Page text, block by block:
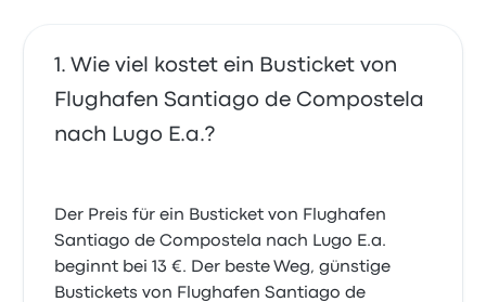
Wie viel kostet ein Busticket von
Flughafen Santiago de Compostela
nach Lugo E.a.?
Der Preis für ein Busticket von Flughafen
Santiago de Compostela nach Lugo E.a.
beginnt bei 13 €. Der beste Weg, günstige
Bustickets von Flughafen Santiago de